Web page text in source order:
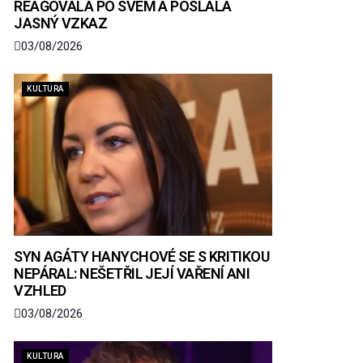
REAGOVALA PO SVÉM A POSLALA
JASNÝ VZKAZ
03/08/2026
KULTURA
SYN AGÁTY HANYCHOVÉ SE S KRITIKOU
NEPÁRAL: NEŠETŘIL JEJÍ VAŘENÍ ANI
VZHLED
03/08/2026
KULTURA